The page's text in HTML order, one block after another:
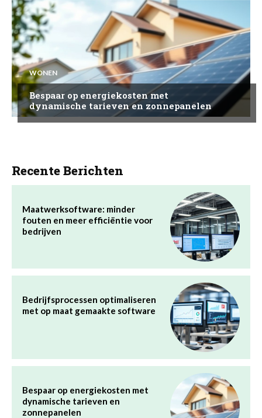
WONEN
Bespaar op energiekosten met
dynamische tarieven en zonnepanelen
Recente Berichten
Maatwerksoftware: minder
fouten en meer efficiëntie voor
bedrijven
Bedrijfsprocessen optimaliseren
met op maat gemaakte software
Bespaar op energiekosten met
dynamische tarieven en
zonnepanelen